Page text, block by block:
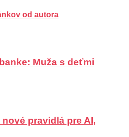
od autora
Muža s deťmi
pravidlá pre AI,